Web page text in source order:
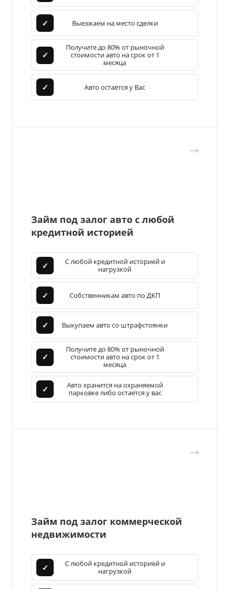
✓ Выезжаем на место сделки
✓
Получите до 80% от рыночной
стоимости авто на срок от 1
месяца
✓ Авто остаётся у Вас
Займ под залог авто с любой
кредитной историей
✓
С любой кредитной историей и
нагрузкой
✓ Собственникам авто по ДКП
✓ Выкупаем авто со штрафстоянки
✓
Получите до 80% от рыночной
стоимости авто на срок от 1
месяца
✓
Авто хранится на охраняемой
парковке либо остается у вас
Займ под залог коммерческой
недвижимости
✓
С любой кредитной историей и
нагрузкой